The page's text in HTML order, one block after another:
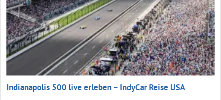
Indianapolis 500 live erleben – IndyCar Reise USA